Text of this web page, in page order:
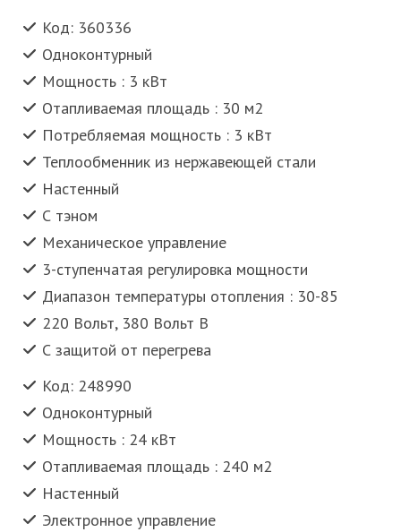
Код: 360336
Одноконтурный
Мощность : 3 кВт
Отапливаемая площадь : 30 м2
Потребляемая мощность : 3 кВт
Теплообменник из нержавеющей стали
Настенный
С тэном
Механическое управление
3-ступенчатая регулировка мощности
Диапазон температуры отопления : 30-85
220 Вольт, 380 Вольт В
С защитой от перегрева
Код: 248990
Одноконтурный
Мощность : 24 кВт
Отапливаемая площадь : 240 м2
Настенный
Электронное управление